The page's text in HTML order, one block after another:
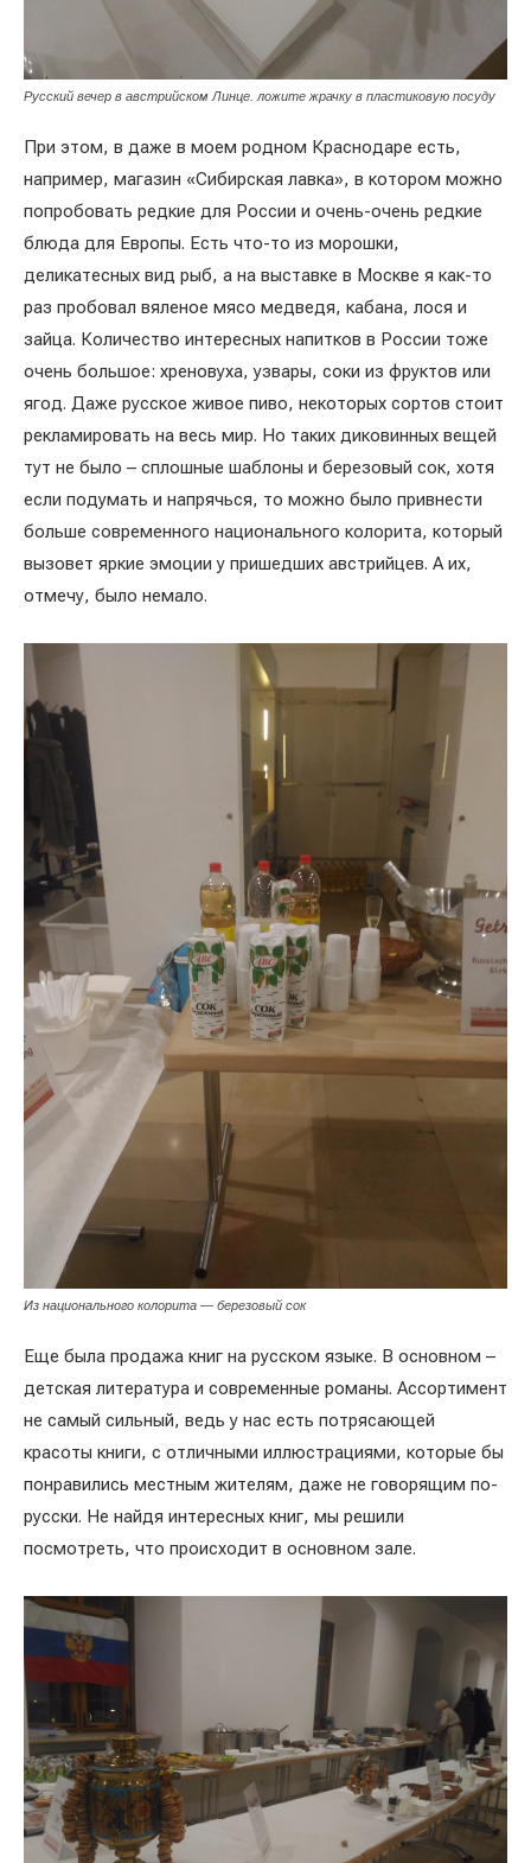
Русский вечер в австрийском Линце. ложите жрачку в пластиковую посуду
При этом, в даже в моем родном Краснодаре есть,
например, магазин «Сибирская лавка», в котором можно
попробовать редкие для России и очень-очень редкие
блюда для Европы. Есть что-то из морошки,
деликатесных вид рыб, а на выставке в Москве я как-то
раз пробовал вяленое мясо медведя, кабана, лося и
зайца. Количество интересных напитков в России тоже
очень большое: хреновуха, узвары, соки из фруктов или
ягод. Даже русское живое пиво, некоторых сортов стоит
рекламировать на весь мир. Но таких диковинных вещей
тут не было – сплошные шаблоны и березовый сок, хотя
если подумать и напрячься, то можно было привнести
больше современного национального колорита, который
вызовет яркие эмоции у пришедших австрийцев. А их,
отмечу, было немало.
Из национального колорита — березовый сок
Еще была продажа книг на русском языке. В основном –
детская литература и современные романы. Ассортимент
не самый сильный, ведь у нас есть потрясающей
красоты книги, с отличными иллюстрациями, которые бы
понравились местным жителям, даже не говорящим по-
русски. Не найдя интересных книг, мы решили
посмотреть, что происходит в основном зале.